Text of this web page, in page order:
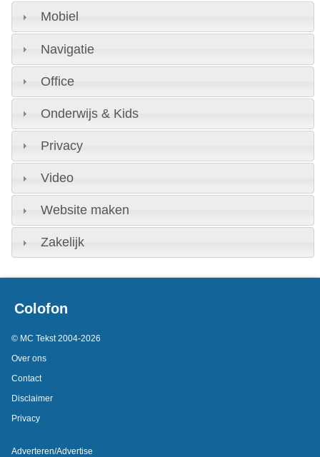
Mobiel
Navigatie
Office
Onderwijs & Kids
Privacy
Video
Website maken
Zakelijk
Colofon
© MC Tekst 2004-2026
Over ons
Contact
Disclaimer
Privacy
Adverteren/Advertise